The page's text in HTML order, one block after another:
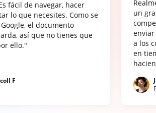
fácil de navegar, hacer
lo que necesites. Como se
el documento
así que no tienes que
ello."
F
un
a los
en